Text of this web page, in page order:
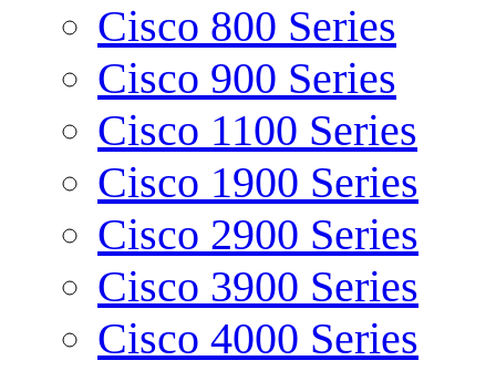
Cisco 800 Series
Cisco 900 Series
Cisco 1100 Series
Cisco 1900 Series
Cisco 2900 Series
Cisco 3900 Series
Cisco 4000 Series